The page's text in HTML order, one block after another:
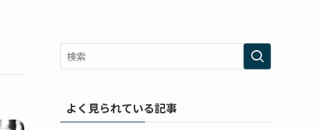
よく見られている記事